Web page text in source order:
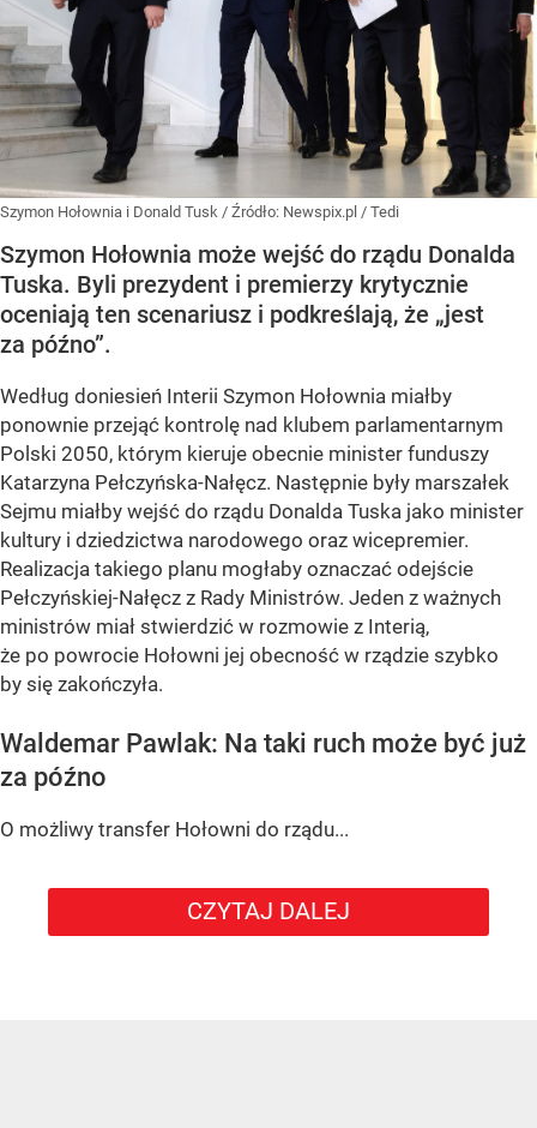
Szymon Hołownia i Donald Tusk / Źródło: Newspix.pl / Tedi
Szymon Hołownia może wejść do rządu Donalda
Tuska. Byli prezydent i premierzy krytycznie
oceniają ten scenariusz i podkreślają, że „jest
za późno”.
Według doniesień Interii Szymon Hołownia miałby
ponownie przejąć kontrolę nad klubem parlamentarnym
Polski 2050, którym kieruje obecnie minister funduszy
Katarzyna Pełczyńska-Nałęcz. Następnie były marszałek
Sejmu miałby wejść do rządu Donalda Tuska jako minister
kultury i dziedzictwa narodowego oraz wicepremier.
Realizacja takiego planu mogłaby oznaczać odejście
Pełczyńskiej-Nałęcz z Rady Ministrów. Jeden z ważnych
ministrów miał stwierdzić w rozmowie z Interią,
że po powrocie Hołowni jej obecność w rządzie szybko
by się zakończyła.
Waldemar Pawlak: Na taki ruch może być już
za późno
O możliwy transfer Hołowni do rządu...
CZYTAJ DALEJ